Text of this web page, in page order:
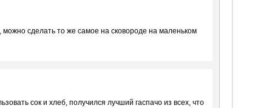
можно сделать то же самое на сковороде на маленьком
сок и хлеб, получился лучший гаспачо из всех, что